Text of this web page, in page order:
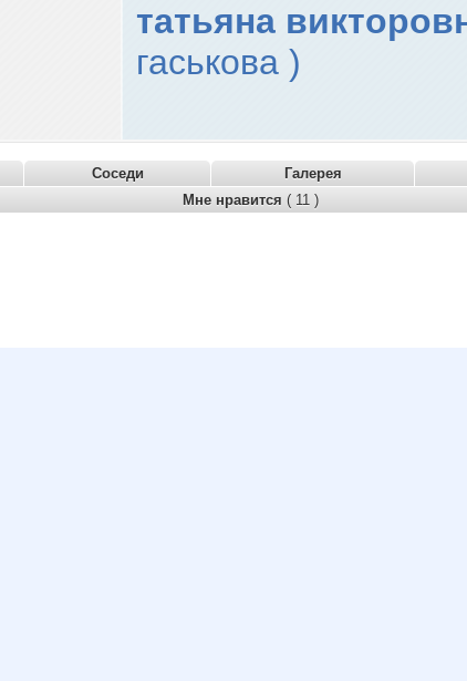
татьяна
гаськова )
Соседи Галерея
Мне нравится ( 11 )